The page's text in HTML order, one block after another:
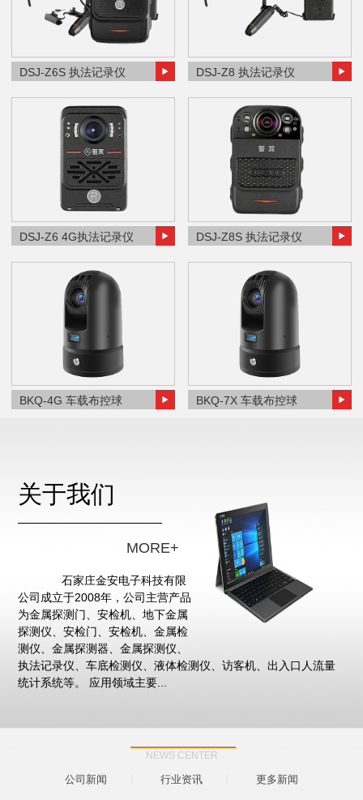
DSJ-Z6S 执法记录仪 DSJ-Z8 执法记录仪
DSJ-Z6 4G执法记录仪 DSJ-Z8S 执法记录仪
BKQ-4G 车载布控球 BKQ-7X 车载布控球
关于我们
MORE+
石家庄金安电子科技有限
公司成立于2008年，公司主营产品
为金属探测门、安检机、地下金属
探测仪、安检门、安检机、金属检
测仪、金属探测器、金属探测仪、
执法记录仪、车底检测仪、液体检测仪、访客机、出入口人流量
统计系统等。 应用领域主要...
NEWS CENTER
公司新闻 行业资讯 更多新闻